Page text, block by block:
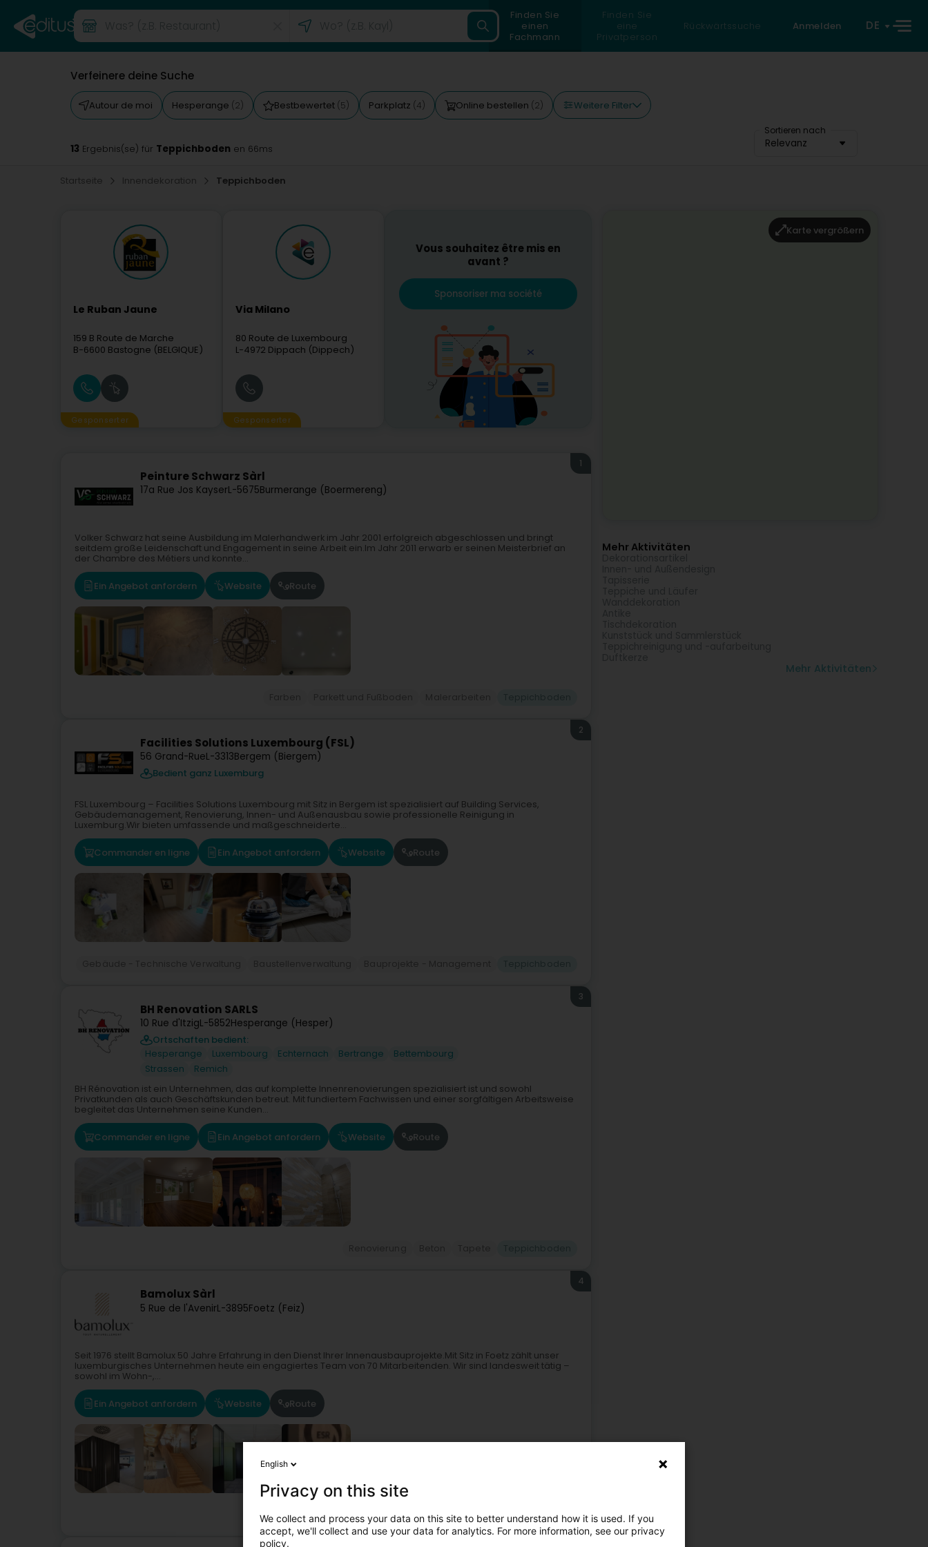
Finden Sie
einen
Fachmann
Finden Sie
eine
Privatperson
Rückwärtssuche Anmelden DE
Verfeinere deine Suche
Autour de moi Hesperange (2) Bestbewertet (5) Parkplatz (4) Online bestellen (2) Weitere Filter
Sortieren nach
Relevanz
13 Ergebnis(se) für Teppichboden en 66ms
Startseite Innendekoration Teppichboden
Le Ruban Jaune
159 B Route de Marche
B-6600 Bastogne (BELGIQUE)
Gesponserter
Via Milano
80 Route de Luxembourg
L-4972 Dippach (Dippech)
Gesponserter
Vous souhaitez être mis en
avant ?
Sponsoriser ma société
Peinture Schwarz Sàrl
17a Rue Jos KayserL-5675Burmerange (Boermereng)
1
Volker Schwarz hat seine Ausbildung im Malerhandwerk im Jahr 2001 erfolgreich abgeschlossen und bringt
seitdem große Leidenschaft und Engagement in seine Arbeit ein.Im Jahr 2011 erwarb er seinen Meisterbrief an
der Chambre des Métiers und konnte...
Ein Angebot anfordern Website Route
Facilities Solutions Luxembourg (FSL)
56 Grand-RueL-3313Bergem (Biergem)
Bedient ganz Luxemburg
2
FSL Luxembourg – Facilities Solutions Luxembourg mit Sitz in Bergem ist spezialisiert auf Building Services,
Gebäudemanagement, Renovierung, Innen- und Außenausbau sowie professionelle Reinigung in
Luxemburg.Wir bieten umfassende und maßgeschneiderte...
Commander en ligne Ein Angebot anfordern Website Route
BH Renovation SARLS
10 Rue d'ItzigL-5852Hesperange (Hesper)
Ortschaften bedient:
Hesperange
Luxembourg Echternach Bertrange
Bettembourg
Strassen
Remich
3
BH Rénovation ist ein Unternehmen, das auf komplette Innenrenovierungen spezialisiert ist und sowohl
Privatkunden als auch Geschäftskunden betreut. Mit fundiertem Fachwissen und einer sorgfältigen Arbeitsweise
begleitet das Unternehmen seine Kunden...
Commander en ligne Ein Angebot anfordern Website Route
Bamolux Sàrl
5 Rue de l'AvenirL-3895Foetz (Feiz)
4
Seit 1976 stellt Bamolux 50 Jahre Erfahrung in den Dienst Ihrer Innenausbauprojekte.Mit Sitz in Foetz zählt unser
luxemburgisches Unternehmen heute ein engagiertes Team von 70 Mitarbeitenden. Wir sind landesweit tätig –
sowohl im Wohn-,...
Ein Angebot anfordern Website Route
Schreinerei Gebäudeeinrichtung Büroinstallation Teppichboden
Karte vergrößern
Mehr Aktivitäten
Mehr Aktivitäten
English
Privacy on this site
We collect and process your data on this site to better understand how it is used. If you
accept, we'll collect and use your data for analytics. For more information, see our privacy
policy.